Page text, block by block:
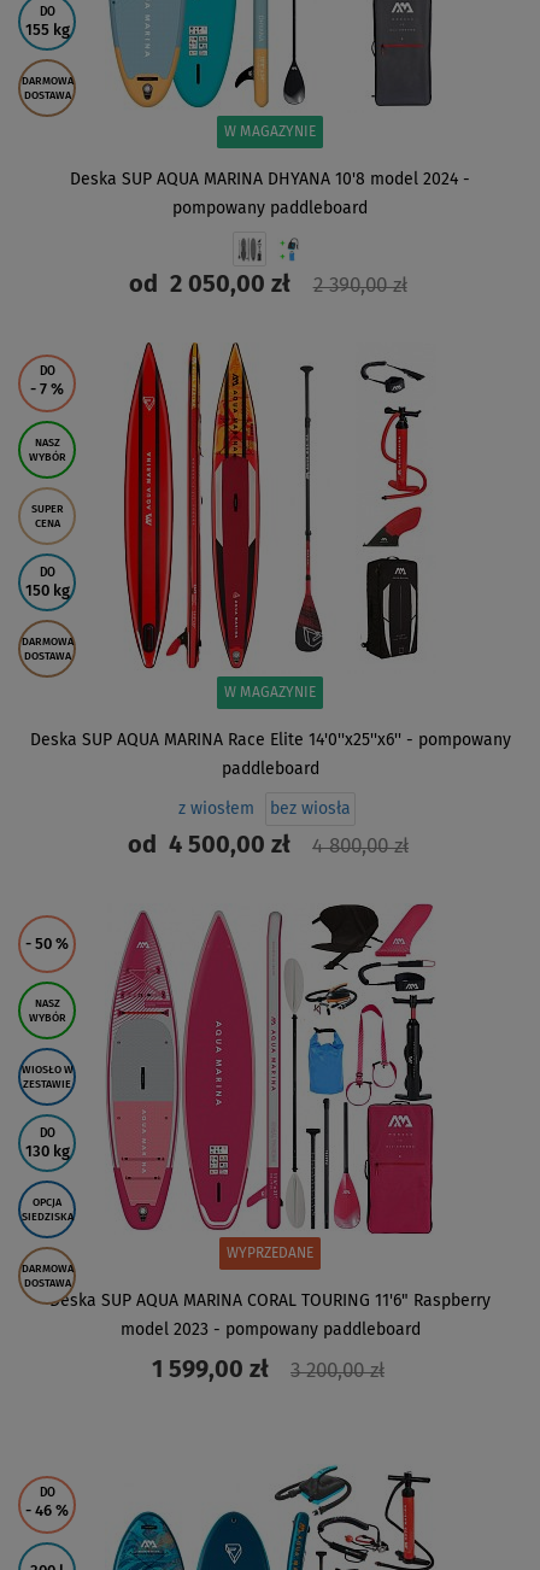
DO
155 kg
DARMOWA
DOSTAWA
W MAGAZYNIE
Deska SUP AQUA MARINA DHYANA 10'8 model 2024 -
pompowany paddleboard
od2 050,00 zł 2 390,00 zł
DO
- 7 %
NASZ
WYBÓR
SUPER
CENA
DO
150 kg
DARMOWA
DOSTAWA
W MAGAZYNIE
Deska SUP AQUA MARINA Race Elite 14'0''x25''x6'' - pompowany
paddleboard
z wiosłem bez wiosła
od 4 500,00 zł 4 800,00 zł
- 50 %
NASZ
WYBÓR
WIOSŁO W
ZESTAWIE
DO
130 kg
OPCJA
SIEDZISKA
DARMOWA
DOSTAWA
WYPRZEDANE
Deska SUP AQUA MARINA CORAL TOURING 11'6" Raspberry
model 2023 - pompowany paddleboard
1 599,00 zł 3 200,00 zł
DO
- 46 %